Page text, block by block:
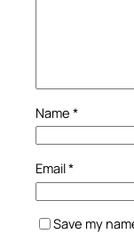
Name *
Email*
Save my